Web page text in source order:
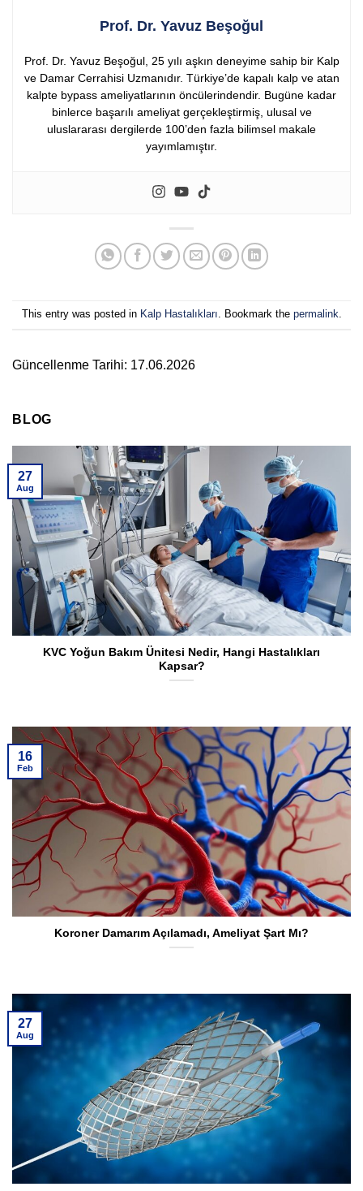
Prof. Dr. Yavuz Beşoğul
Prof. Dr. Yavuz Beşoğul, 25 yılı aşkın deneyime sahip bir Kalp
ve Damar Cerrahisi Uzmanıdır. Türkiye’de kapalı kalp ve atan
kalpte bypass ameliyatlarının öncülerindendir. Bugüne kadar
binlerce başarılı ameliyat gerçekleştirmiş, ulusal ve
uluslararası dergilerde 100’den fazla bilimsel makale
yayımlamıştır.
This entry was posted in Kalp Hastalıkları . Bookmark the permalink
Güncellenme Tarihi: 17.06.2026
BLOG
KVC Yoğun Bakım Ünitesi Nedir, Hangi Hastalıkları
Kapsar?
27
Aug
Koroner Damarım Açılamadı, Ameliyat Şart Mı?
16
Feb
27
Aug